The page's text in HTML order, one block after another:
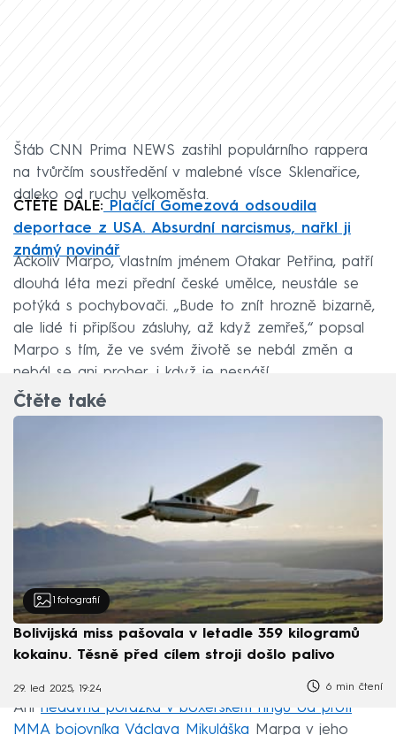
Štáb CNN Prima NEWS zastihl populárního rappera
na tvůrčím soustředění v malebné vísce Sklenařice,
daleko od ruchu velkoměsta.
ČTĚTE DÁLE: Plačící Gomezová odsoudila
deportace z USA. Absurdní narcismus, nařkl ji
známý novinář
Ačkoliv Marpo, vlastním jménem Otakar Petřina, patří
dlouhá léta mezi přední české umělce, neustále se
potýká s pochybovači. „Bude to znít hrozně bizarně,
ale lidé ti připíšou zásluhy, až když zemřeš,“ popsal
Marpo s tím, že ve svém životě se nebál změn a
nebál se ani proher, i když je nesnáší.
Čtěte také
fotografií
Bolivijská miss pašovala v letadle 359 kilogramů
kokainu. Těsně před cílem stroji došlo palivo
29. led 2025, 19:24 6 min čtení
Ani nedávná porážka v boxerském ringu od profi
MMA bojovníka Václava Mikuláška Marpa v jeho